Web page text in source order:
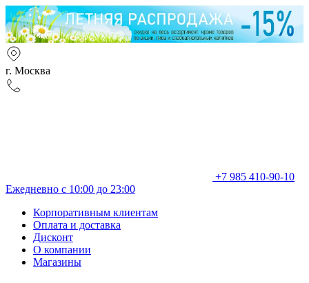
г. Москва
+7 985 410-90-10
Ежедневно с 10:00 до 23:00
Корпоративным клиентам
Оплата и доставка
Дисконт
О компании
Магазины